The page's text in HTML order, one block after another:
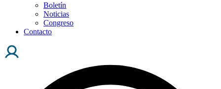
Boletín
Noticias
Congreso
Contacto